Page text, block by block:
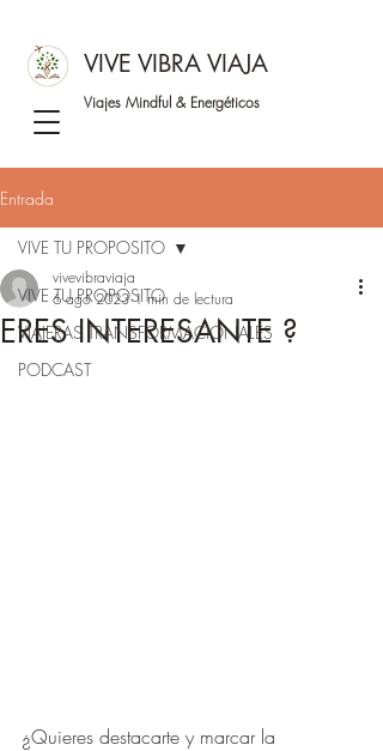
VIVE VIBRA VIAJA
Viajes Mindful & Energéticos
Entrada
VIVE TU PROPOSITO
VIAJERAS TRANSFORMACIONALES
PODCAST
VIVE TU PROPOSITO
ERES INTERESANTE ?
vivevibraviaja
6 ago 2023 1 min de lectura
¿Quieres destacarte y marcar la